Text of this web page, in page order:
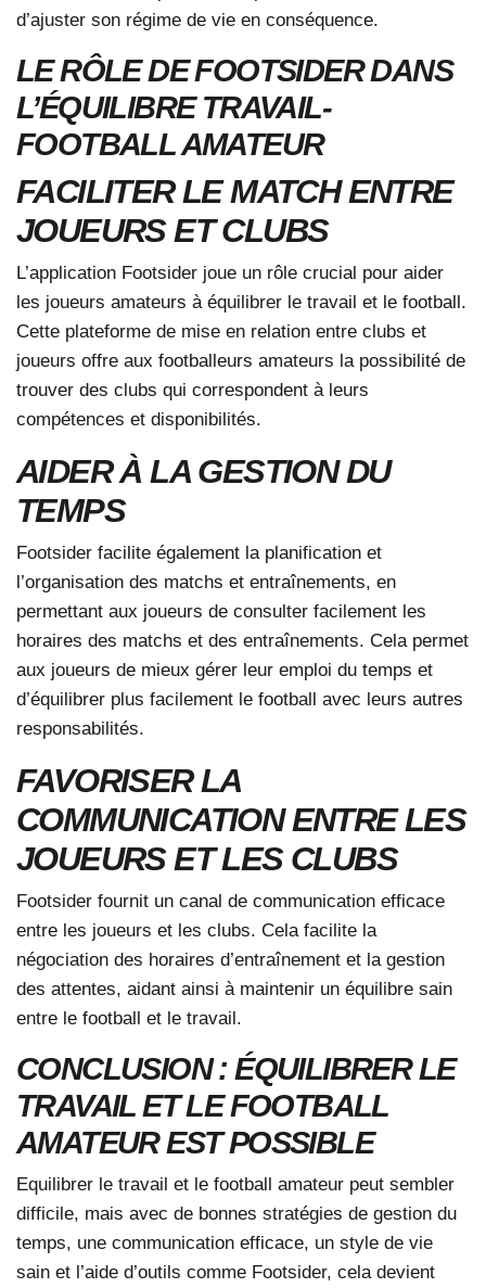
d’ajuster son régime de vie en conséquence.
LE RÔLE DE FOOTSIDER DANS
L’ÉQUILIBRE TRAVAIL-
FOOTBALL AMATEUR
FACILITER LE MATCH ENTRE
JOUEURS ET CLUBS
L’application Footsider joue un rôle crucial pour aider
les joueurs amateurs à équilibrer le travail et le football.
Cette plateforme de mise en relation entre clubs et
joueurs offre aux footballeurs amateurs la possibilité de
trouver des clubs qui correspondent à leurs
compétences et disponibilités.
AIDER À LA GESTION DU
TEMPS
Footsider facilite également la planification et
l’organisation des matchs et entraînements, en
permettant aux joueurs de consulter facilement les
horaires des matchs et des entraînements. Cela permet
aux joueurs de mieux gérer leur emploi du temps et
d’équilibrer plus facilement le football avec leurs autres
responsabilités.
FAVORISER LA
COMMUNICATION ENTRE LES
JOUEURS ET LES CLUBS
Footsider fournit un canal de communication efficace
entre les joueurs et les clubs. Cela facilite la
négociation des horaires d’entraînement et la gestion
des attentes, aidant ainsi à maintenir un équilibre sain
entre le football et le travail.
CONCLUSION : ÉQUILIBRER LE
TRAVAIL ET LE FOOTBALL
AMATEUR EST POSSIBLE
Equilibrer le travail et le football amateur peut sembler
difficile, mais avec de bonnes stratégies de gestion du
temps, une communication efficace, un style de vie
sain et l’aide d’outils comme Footsider, cela devient